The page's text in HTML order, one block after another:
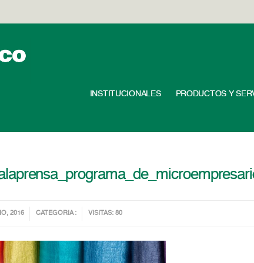
INSTITUCIONALES PRODUCTOS Y
2016 CATEGORIA : VISITAS: 80